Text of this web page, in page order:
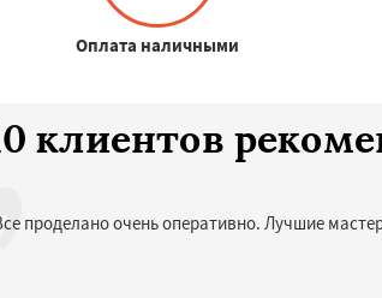
Оплата наличными
клиентов
проделано очень оперативно. Лучшие